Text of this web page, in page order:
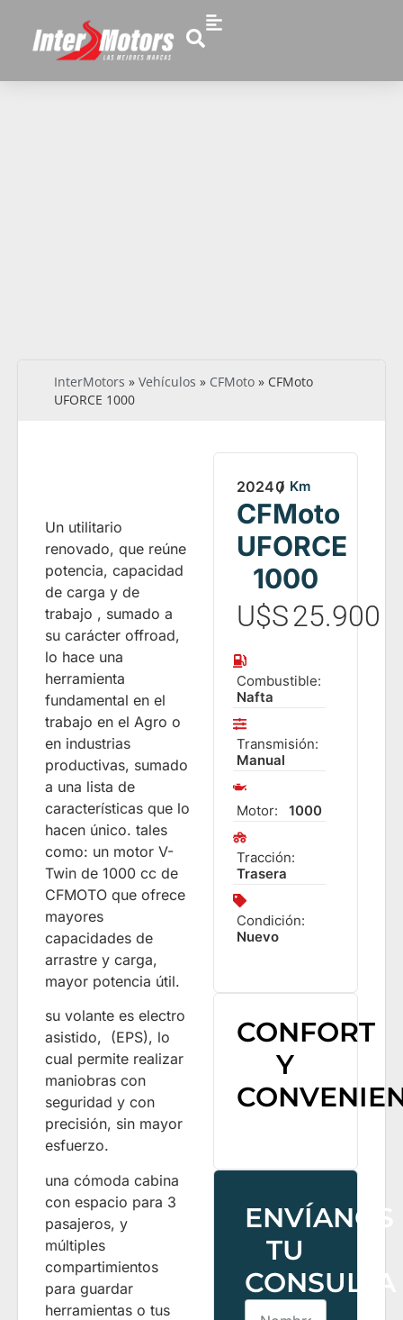
InterMotors » Vehículos » CFMoto » CFMoto
UFORCE 1000
Un utilitario
renovado, que reúne
potencia, capacidad
de carga y de
trabajo , sumado a
su carácter offroad,
lo hace una
herramienta
fundamental en el
trabajo en el Agro o
en industrias
productivas, sumado
a una lista de
características que lo
hacen único. tales
como: un motor V-
Twin de 1000 cc de
CFMOTO que ofrece
mayores
capacidades de
arrastre y carga,
mayor potencia útil.
su volante es electro
asistido, (EPS), lo
cual permite realizar
maniobras con
seguridad y con
precisión, sin mayor
esfuerzo.
una cómoda cabina
con espacio para 3
pasajeros, y
múltiples
compartimientos
para guardar
herramientas o tus
2024 /
0 Km
CFMoto
UFORCE
1000
U$S25.900
Combustible:
Nafta
Transmisión:
Manual
Motor: 1000
Tracción:
Trasera
Condición:
Nuevo
CONFORT
Y
ENVÍANOS
TU
CONSULTA